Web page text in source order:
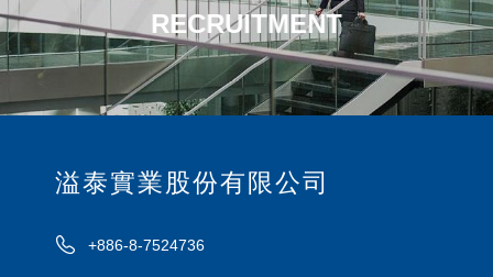
RECRUITMENT
溢泰實業股份有限公司
+886-8-7524736